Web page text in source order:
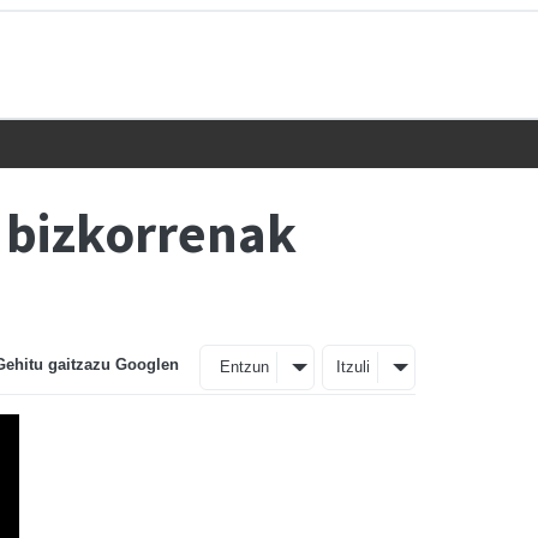
bizkorrenak
gaitzazu Googlen Entzun Itzuli